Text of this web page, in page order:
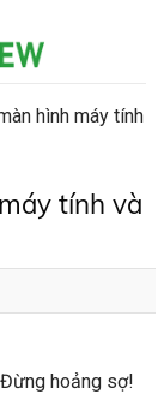
hình máy tính
tính và
hoảng sợ!